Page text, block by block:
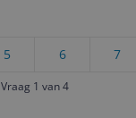
7
6
5
Vraag 1 van 4